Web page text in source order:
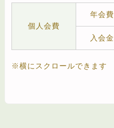
個人会費
年会費
入会金
※横にスクロールできます